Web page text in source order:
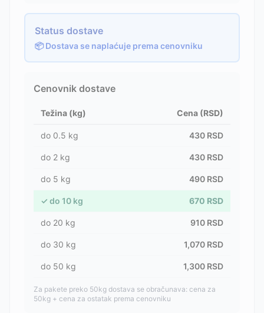
Status dostave
📦 Dostava se naplaćuje prema cenovniku
Cenovnik dostave
Težina (kg) Cena (RSD)
do 0.5 kg 430 RSD
do 2 kg 430 RSD
do 5 kg 490 RSD
✓ do 10 kg 670 RSD
do 20 kg 910 RSD
do 30 kg 1,070 RSD
do 50 kg 1,300 RSD
Za pakete preko 50kg dostava se obračunava: cena za
50kg + cena za ostatak prema cenovniku